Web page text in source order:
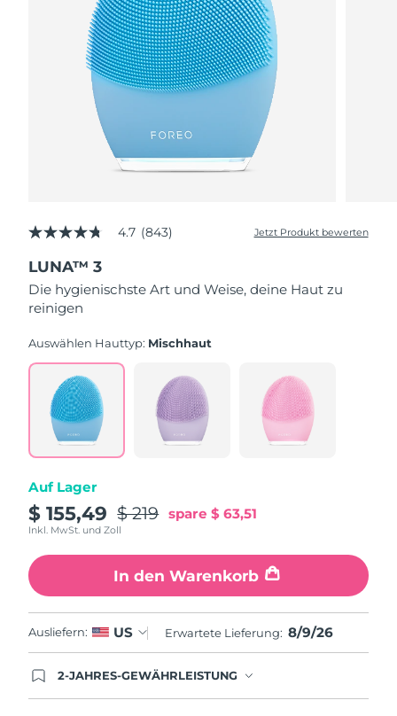
4.7
5
Sternen,
Durchschnittswert
der
Read
843
Reviews.
derselben
Seite.
4.7 (843) Jetzt Produkt bewerten
LUNA™ 3
Die hygienischste Art und Weise, deine Haut zu
reinigen
Auswählen Hauttyp: Mischhaut
Auf Lager
$ 155,49 $ 219 spare$ 63,51
Inkl. MwSt. und Zoll
In den Warenkorb
Ausliefern: US Erwartete Lieferung: 8/9/26
2-JAHRES-GEWÄHRLEISTUNG